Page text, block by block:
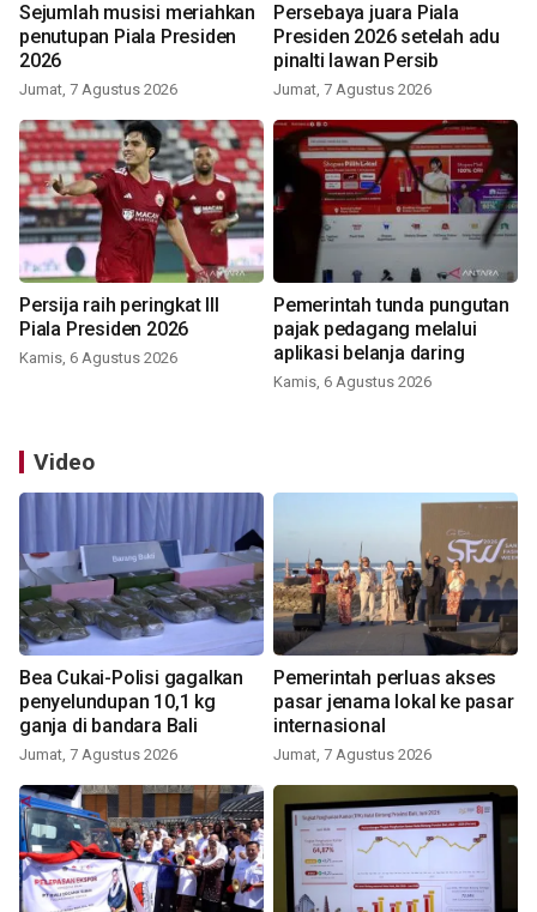
Sejumlah musisi meriahkan
penutupan Piala Presiden
2026
Jumat, 7 Agustus 2026
Persebaya juara Piala
Presiden 2026 setelah adu
pinalti lawan Persib
Jumat, 7 Agustus 2026
Persija raih peringkat III
Piala Presiden 2026
Kamis, 6 Agustus 2026
Pemerintah tunda pungutan
pajak pedagang melalui
aplikasi belanja daring
Kamis, 6 Agustus 2026
Video
Bea Cukai-Polisi gagalkan
penyelundupan 10,1 kg
ganja di bandara Bali
Jumat, 7 Agustus 2026
Pemerintah perluas akses
pasar jenama lokal ke pasar
internasional
Jumat, 7 Agustus 2026